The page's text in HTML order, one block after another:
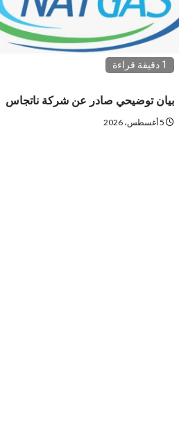
1 دقيقة قراءة
بيان توضيحي صادر عن شركة ناتجاس